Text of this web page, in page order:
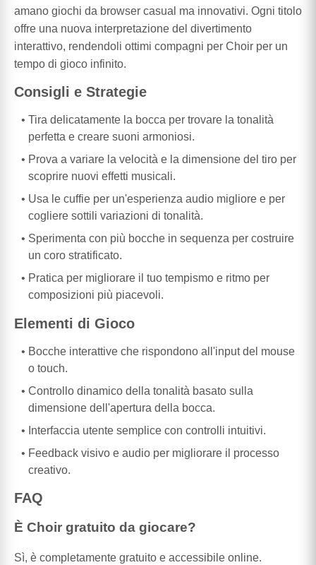
amano giochi da browser casual ma innovativi. Ogni titolo
offre una nuova interpretazione del divertimento
interattivo, rendendoli ottimi compagni per Choir per un
tempo di gioco infinito.
Consigli e Strategie
Tira delicatamente la bocca per trovare la tonalità
perfetta e creare suoni armoniosi.
Prova a variare la velocità e la dimensione del tiro per
scoprire nuovi effetti musicali.
Usa le cuffie per un'esperienza audio migliore e per
cogliere sottili variazioni di tonalità.
Sperimenta con più bocche in sequenza per costruire
un coro stratificato.
Pratica per migliorare il tuo tempismo e ritmo per
composizioni più piacevoli.
Elementi di Gioco
Bocche interattive che rispondono all'input del mouse
o touch.
Controllo dinamico della tonalità basato sulla
dimensione dell'apertura della bocca.
Interfaccia utente semplice con controlli intuitivi.
Feedback visivo e audio per migliorare il processo
creativo.
FAQ
È Choir gratuito da giocare?
Sì, è completamente gratuito e accessibile online.